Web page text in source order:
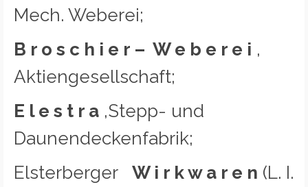
Mech. Weberei;
B r o s c h i e r – W e b e r e i ,
Aktiengesellschaft;
E l e s t r a ,Stepp- und
Daunendeckenfabrik;
Elsterberger
W i r k w a r e n (L. I.